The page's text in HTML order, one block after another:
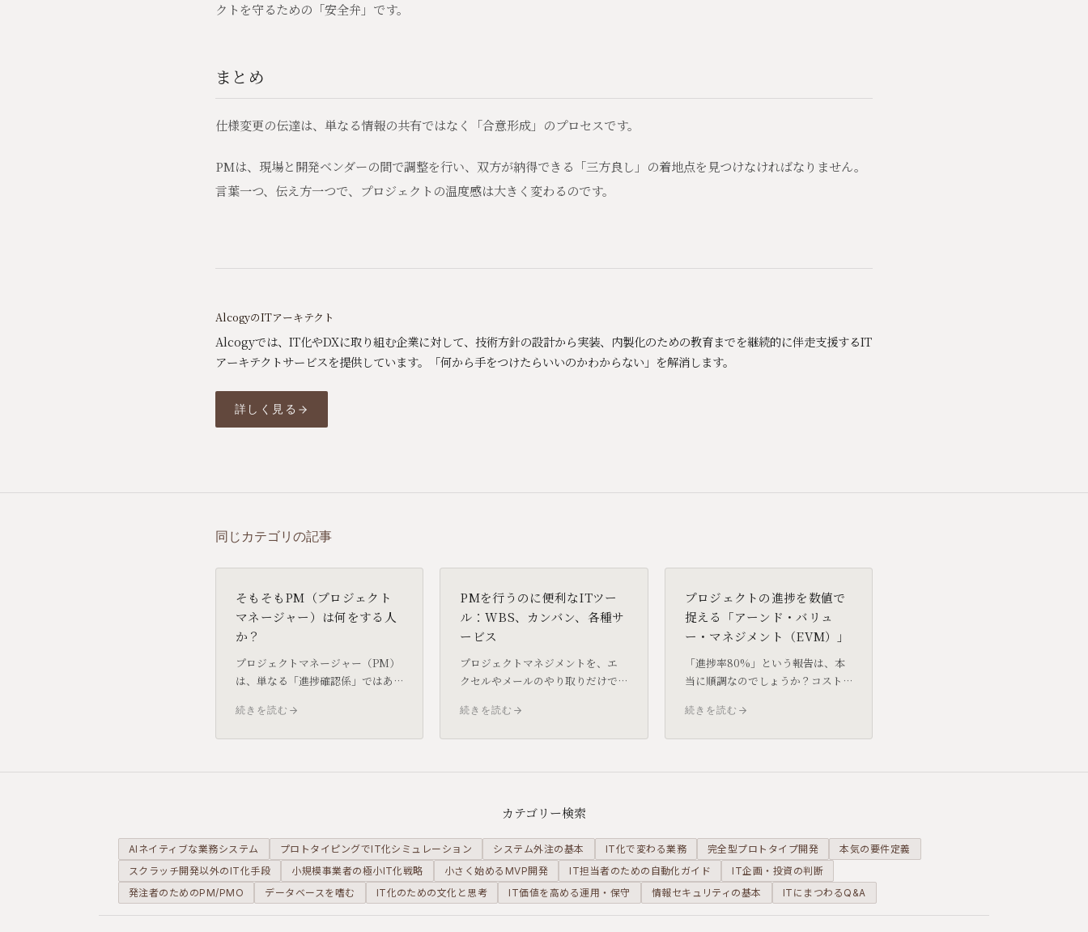
クトを守るための「安全弁」です。
まとめ
仕様変更の伝達は、単なる情報の共有ではなく「合意形成」のプロセスです。
PMは、現場と開発ベンダーの間で調整を行い、双方が納得できる「三方良し」の着地点を見つけなければなりません。
言葉一つ、伝え方一つで、プロジェクトの温度感は大きく変わるのです。
AlcogyのITアーキテクト
Alcogyでは、IT化やDXに取り組む企業に対して、技術方針の設計から実装、内製化のための教育までを継続的に伴走支援するIT
アーキテクトサービスを提供しています。「何から手をつけたらいいのかわからない」を解消します。
詳しく見る
同じカテゴリの記事
そもそもPM（プロジェクト
マネージャー）は何をする人
か？
プロジェクトマネージャー（PM）
は、単なる「進捗確認係」ではあ
ースを最適化し、リスクを管理
かりやすく解説します。
続きを読む
PMを行うのに便利なITツー
ル：WBS、カンバン、各種サ
ービス
プロジェクトマネジメントを、エ
クセルやメールのやり取りだけで
カンバンといった考え方と、それ
続きを読む
プロジェクトの進捗を数値で
捉える「アーンド・バリュ
ー・マネジメント（EVM）」
「進捗率80%」という報告は、本
当に順調なのでしょうか？コスト
EVM（Earned Value
解説します。
続きを読む
カテゴリー検索
AIネイティブな業務システム プロトタイピングでIT化シミュレーション システム外注の基本 IT化で変わる業務 完全型プロトタイプ開発
本気の要件定義
スクラッチ開発以外のIT化手段
小規模事業者の極小IT化戦略 小さく始めるMVP開発 IT担当者のための自動化ガイド
IT企画・投資の判断
発注者のためのPM/PMO
データベースを嗜む IT化のための文化と思考 IT価値を高める運用・保守 情報セキュリティの基本 ITにまつわるQ&A